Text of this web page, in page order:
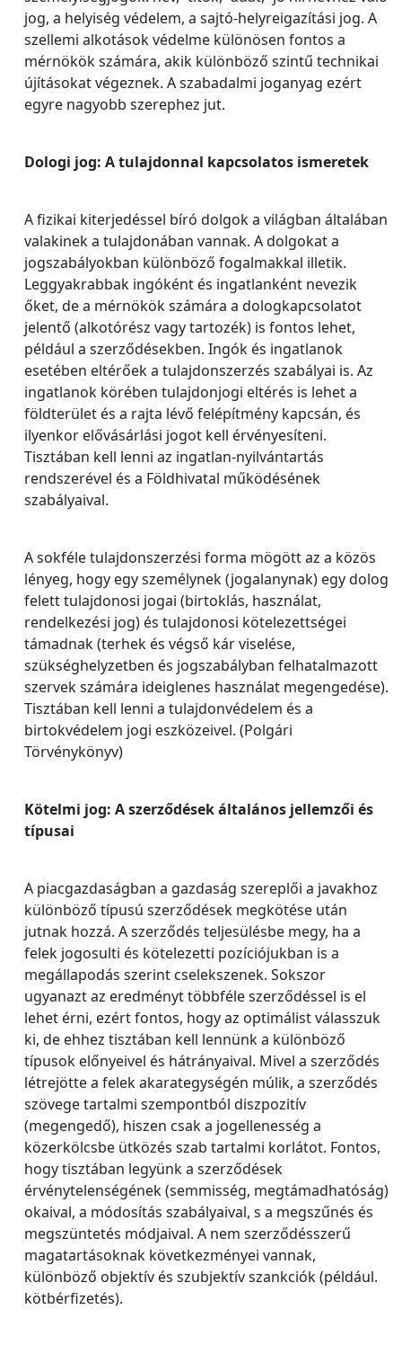
jog, a helyiség védelem, a sajtó-helyreigazítási jog. A
szellemi alkotások védelme különösen fontos a
mérnökök számára, akik különböző szintű technikai
újításokat végeznek. A szabadalmi joganyag ezért
egyre nagyobb szerephez jut.
Dologi jog: A tulajdonnal kapcsolatos ismeretek
A fizikai kiterjedéssel bíró dolgok a világban általában
valakinek a tulajdonában vannak. A dolgokat a
jogszabályokban különböző fogalmakkal illetik.
Leggyakrabbak ingóként és ingatlanként nevezik
őket, de a mérnökök számára a dologkapcsolatot
jelentő (alkotórész vagy tartozék) is fontos lehet,
például a szerződésekben. Ingók és ingatlanok
esetében eltérőek a tulajdonszerzés szabályai is. Az
ingatlanok körében tulajdonjogi eltérés is lehet a
földterület és a rajta lévő felépítmény kapcsán, és
ilyenkor elővásárlási jogot kell érvényesíteni.
Tisztában kell lenni az ingatlan-nyilvántartás
rendszerével és a Földhivatal működésének
szabályaival.
A sokféle tulajdonszerzési forma mögött az a közös
lényeg, hogy egy személynek (jogalanynak) egy dolog
felett tulajdonosi jogai (birtoklás, használat,
rendelkezési jog) és tulajdonosi kötelezettségei
támadnak (terhek és végső kár viselése,
szükséghelyzetben és jogszabályban felhatalmazott
szervek számára ideiglenes használat megengedése).
Tisztában kell lenni a tulajdonvédelem és a
birtokvédelem jogi eszközeivel. (Polgári
Törvénykönyv)
Kötelmi jog: A szerződések általános jellemzői és
típusai
A piacgazdaságban a gazdaság szereplői a javakhoz
különböző típusú szerződések megkötése után
jutnak hozzá. A szerződés teljesülésbe megy, ha a
felek jogosulti és kötelezetti pozíciójukban is a
megállapodás szerint cselekszenek. Sokszor
ugyanazt az eredményt többféle szerződéssel is el
lehet érni, ezért fontos, hogy az optimálist válasszuk
ki, de ehhez tisztában kell lennünk a különböző
típusok előnyeivel és hátrányaival. Mivel a szerződés
létrejötte a felek akarategységén múlik, a szerződés
szövege tartalmi szempontból diszpozitív
(megengedő), hiszen csak a jogellenesség a
közerkölcsbe ütközés szab tartalmi korlátot. Fontos,
hogy tisztában legyünk a szerződések
érvénytelenségének (semmisség, megtámadhatóság)
okaival, a módosítás szabályaival, s a megszűnés és
megszüntetés módjaival. A nem szerződésszerű
magatartásoknak következményei vannak,
különböző objektív és szubjektív szankciók (például.
kötbérfizetés).